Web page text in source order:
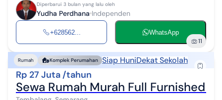
Diperbarui 3 bulan yang lalu oleh
Yudha Perdhana Independen
+628562... WhatsApp
11
Rumah Komplek Perumahan Siap HuniDekat Sekolah
Rp 27 Juta /tahun
Sewa Rumah Murah Full Furnished